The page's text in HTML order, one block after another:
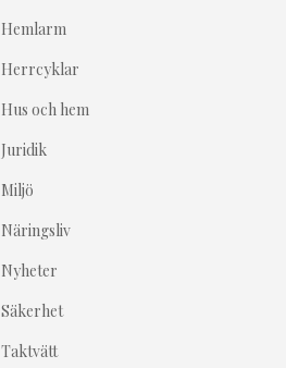
Hemlarm
Herrcyklar
Hus och hem
Juridik
Miljö
Näringsliv
Nyheter
Säkerhet
Taktvätt